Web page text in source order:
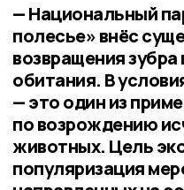
— Национальный
полесье» внёс
возвращения
обитания. В
— это один из
по возрождению
животных. Цель
популяризация